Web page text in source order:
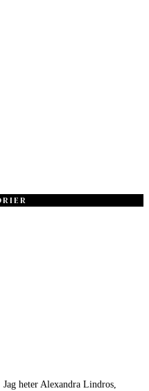
heter Alexandra Lindros,